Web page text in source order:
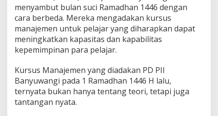
a
u
n
g
,
C
r
a
D
menyambut bulan suci Ramadhan 1446 dengan
cara berbeda. Mereka mengadakan kursus
manajemen untuk pelajar yang diharapkan dapat
meningkatkan kapasitas dan kapabilitas
kepemimpinan para pelajar.
Kursus Manajemen yang diadakan PD PII
Banyuwangi pada 1 Ramadhan 1446 H lalu,
ternyata bukan hanya tentang teori, tetapi juga
tantangan nyata.